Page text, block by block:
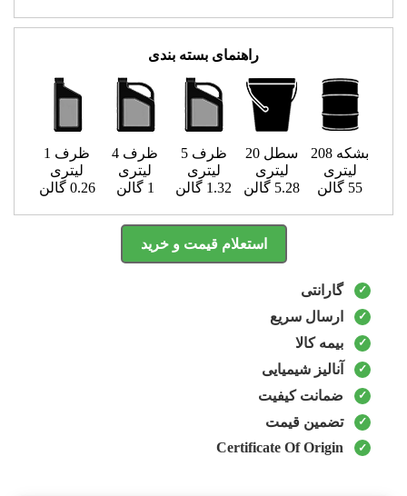
راهنمای بسته بندی
بشکه 208
لیتری
55 گالن
سطل 20
لیتری
5.28 گالن
ظرف 5
لیتری
1.32 گالن
ظرف 4
لیتری
1 گالن
ظرف 1
لیتری
0.26 گالن
استعلام قیمت و خرید
گارانتی
ارسال سریع
بیمه کالا
آنالیز شیمیایی
ضمانت کیفیت
تضمین قیمت
Certificate Of Origin